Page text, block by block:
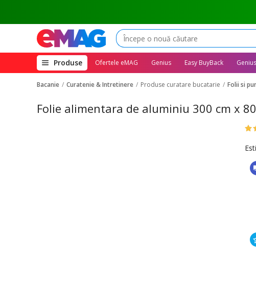
Produse(deschide
megameniul)
Ofertele eMAG Genius Easy BuyBack
Bacanie Curatenie & Intretinere Produse curatare bucatarie Folii si
Folie alimentara de aluminiu 300 cm x